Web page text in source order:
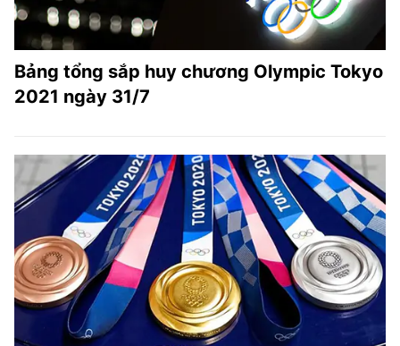
Bảng tổng sắp huy chương Olympic Tokyo
2021 ngày 31/7